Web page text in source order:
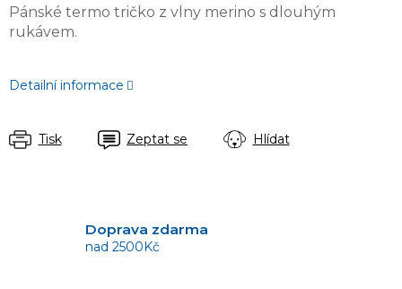
Pánské termo tričko z vlny merino s dlouhým
rukávem.
Detailní informace
Tisk Zeptat se Hlídat
Doprava zdarma
nad 2500Kč